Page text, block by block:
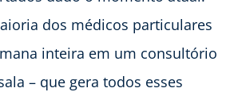
dos médicos particulares
inteira em um consultório
– que gera todos esses